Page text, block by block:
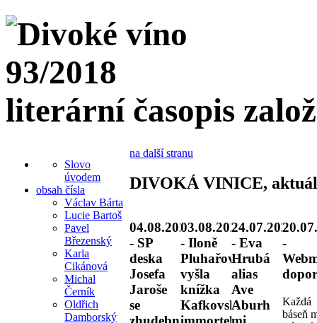
literární časopis
Slovo
úvodem
obsah čísla
Václav Bárta
Lucie Bartoš
Pavel
Březenský
Karla
Cikánová
Michal
Černík
Oldřich
Damborský
na další stranu
DIVOKÁ VINICE,
04.08.2026
- SP
deska
Josefa
Jaroše
se
03.08.2026
- Iloně
Pluhařové
vyšla
knížka
Kafkovské
24.07.2026
- Eva
Hrubá
alias
Ave
Aburh
-
Každá
báseň